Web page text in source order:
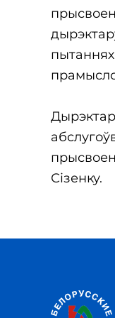
Сізенку.